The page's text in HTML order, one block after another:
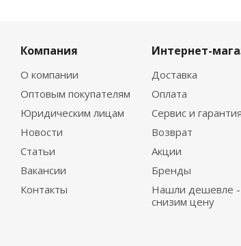
Компания
О компании
Оптовым покупателям
Юридическим лицам
Новости
Статьи
Вакансии
Контакты
Интернет-
Доставка
Оплата
Сервис и гарантия
Возврат
Акции
Бренды
Нашли дешевле -
снизим цену